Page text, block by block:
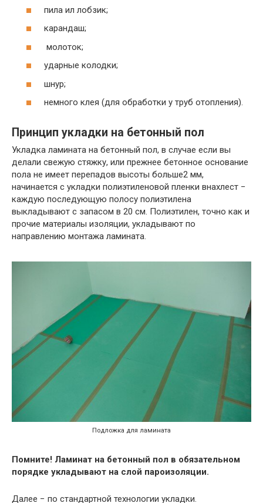
пила ил лобзик;
карандаш;
молоток;
ударные колодки;
шнур;
немного клея (для обработки у труб отопления).
Принцип укладки на бетонный пол
Укладка ламината на бетонный пол, в случае если вы
делали свежую стяжку, или прежнее бетонное основание
пола не имеет перепадов высоты больше2 мм,
начинается с укладки полиэтиленовой пленки внахлест −
каждую последующую полосу полиэтилена
выкладывают с запасом в 20 см. Полиэтилен, точно как и
прочие материалы изоляции, укладывают по
направлению монтажа ламината.
Подложка для ламината
Помните! Ламинат на бетонный пол в обязательном
порядке укладывают на слой пароизоляции.
Далее − по стандартной технологии укладки.